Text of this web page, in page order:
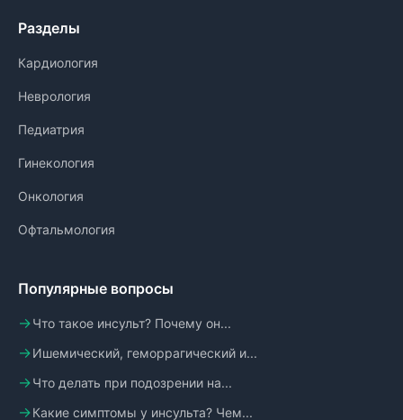
Разделы
Кардиология
Неврология
Педиатрия
Гинекология
Онкология
Офтальмология
Популярные вопросы
Что такое инсульт? Почему он...
Ишемический, геморрагический и...
Что делать при подозрении на...
Какие симптомы у инсульта? Чем...